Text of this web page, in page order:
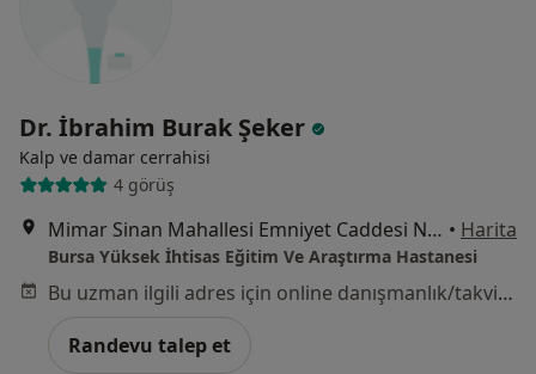
Dr. İbrahim Burak Şeker
Kalp ve damar cerrahisi
4 görüş
Mimar Sinan Mahallesi Emniyet Caddesi No:35, Yıldırım • Harita
Bursa Yüksek İhtisas Eğitim Ve Araştırma Hastanesi
Bu uzman ilgili adres için online danışmanlık/takvim sunmuyor.
Randevu talep et